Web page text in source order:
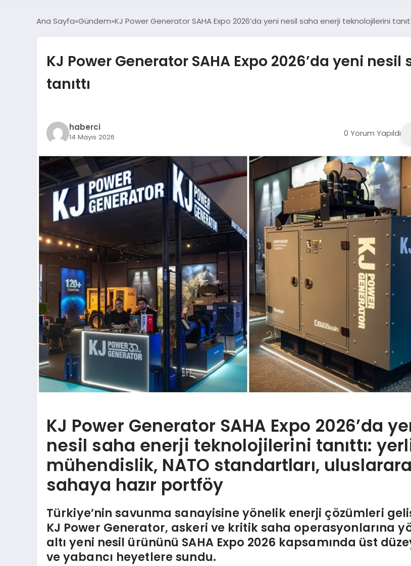
Ana Sayfa Gündem KJ Power Generator SAHA Expo 2026’da yeni nesil saha enerji teknolojilerini
KJ Power Generator SAHA Expo 2026’da yeni
tanıttı
haberci
14 Mayıs 2026 0 Yorum Yapıldı
KJ Power Generator SAHA Expo 2026’da
nesil saha enerji teknolojilerini tanıttı:
mühendislik, NATO standartları,
sahaya hazır portföy
Türkiye’nin savunma sanayisine yönelik enerji çözümleri
KJ Power Generator, askeri ve kritik saha operasyonlarına
altı yeni nesil ürününü SAHA Expo 2026 kapsamında üst
ve yabancı heyetlere sundu.